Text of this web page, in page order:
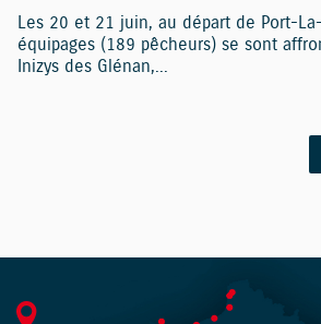
Les 20 et 21 juin, au départ de Port-
équipages (189 pêcheurs) se sont
Inizys des Glénan,...